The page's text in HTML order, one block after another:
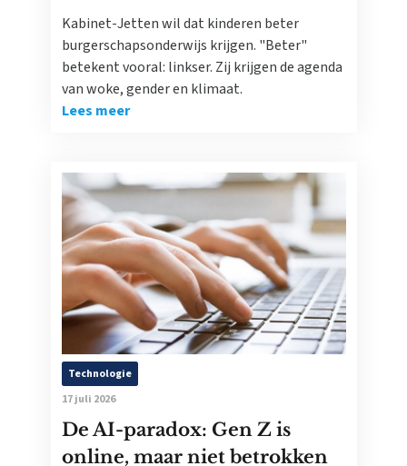
Kabinet-Jetten wil dat kinderen beter
burgerschapsonderwijs krijgen. "Beter"
betekent vooral: linkser. Zij krijgen de agenda
van woke, gender en klimaat.
Lees meer
Technologie
17 juli 2026
De AI-paradox: Gen Z is
online, maar niet betrokken